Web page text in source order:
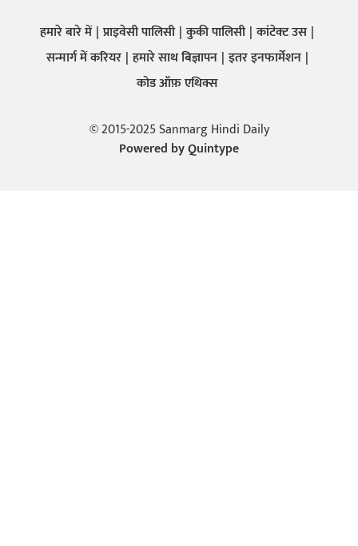
हमारे बारे में प्राइवेसी पालिसी कुकी पालिसी कांटेक्ट उस
सन्मार्ग में करियर हमारे साथ बिज्ञापन इतर इनफार्मेशन
कोड ऑफ़ एथिक्स
© 2015-2025 Sanmarg Hindi Daily
Powered byQuintype